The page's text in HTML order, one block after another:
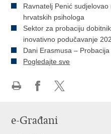
Ravnatelj Penić
hrvatskih psihologa
Sektor za probaciju
inovativno podučavanje
Dani Erasmusa –
Pogledajte sve
FacebookuTwitteru
e-Građani